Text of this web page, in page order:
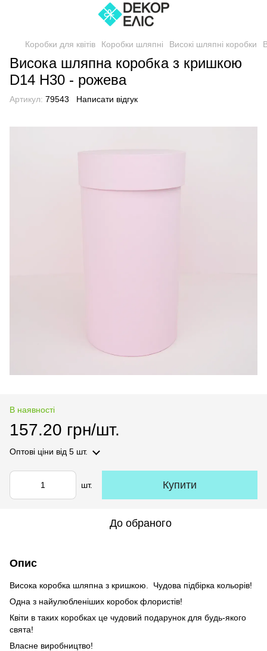
Коробки для квітів Коробки шляпні Високі шляпні коробки
Висока шляпна коробка з кришкою
D14 H30 - рожева
Артикул: 79543 Написати відгук
В наявності
157.20 грн/шт.
Оптові ціни від 5 шт.
шт. Купити
До обраного
Опис
Висока коробка шляпна з кришкою. Чудова підбірка кольорів!
Одна з найулюбленіших коробок флористів!
Квіти в таких коробках це чудовий подарунок для будь-якого
свята!
Власне виробництво!